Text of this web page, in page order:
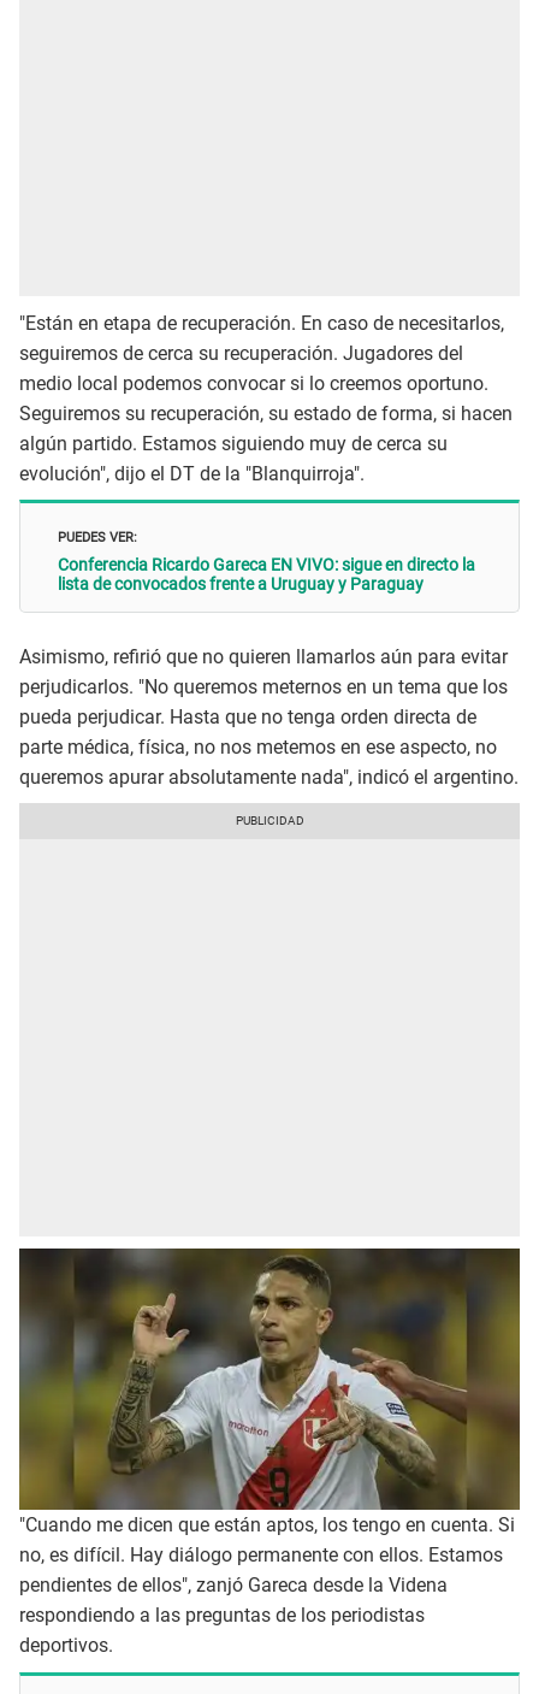
"Están en etapa de recuperación. En caso de necesitarlos,
seguiremos de cerca su recuperación. Jugadores del
medio local podemos convocar si lo creemos oportuno.
Seguiremos su recuperación, su estado de forma, si hacen
algún partido. Estamos siguiendo muy de cerca su
evolución", dijo el DT de la "Blanquirroja".
PUEDES VER:
Conferencia Ricardo Gareca EN VIVO: sigue en directo la
lista de convocados frente a Uruguay y Paraguay
Asimismo, refirió que no quieren llamarlos aún para evitar
perjudicarlos. "No queremos meternos en un tema que los
pueda perjudicar. Hasta que no tenga orden directa de
parte médica, física, no nos metemos en ese aspecto, no
queremos apurar absolutamente nada", indicó el argentino.
"Cuando me dicen que están aptos, los tengo en cuenta. Si
no, es difícil. Hay diálogo permanente con ellos. Estamos
pendientes de ellos", zanjó Gareca desde la Videna
respondiendo a las preguntas de los periodistas
deportivos.